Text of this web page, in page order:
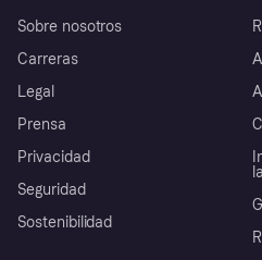
Sobre nosotros
Carreras
Legal
Prensa
Privacidad
Seguridad
Sostenibilidad